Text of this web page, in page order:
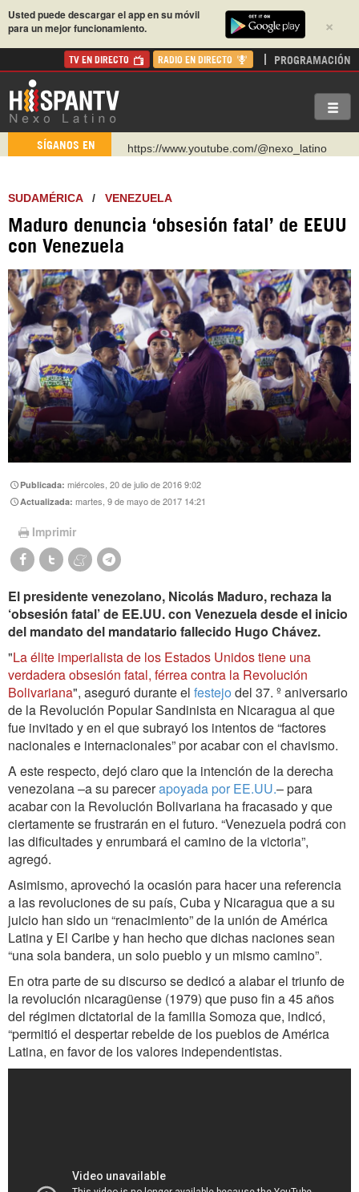
×
Usted puede descargar el app en su móvil
para un mejor funcionamiento.
TV EN DIRECTO RADIO EN DIRECTO PROGRAMACIÓN
SÍGANOS EN
https://www.youtube.com/@nexo_latino
https://t.me/hispantvcanal
https://urmedium.com/c/hispantv
https://www.facebook.com/Nexolatino.Canal
SUDAMÉRICA/ VENEZUELA
Maduro denuncia ‘obsesión fatal’ de EEUU
con Venezuela
Publicada:miércoles, 20 de julio de 2016 9:02
Actualizada:martes, 9 de mayo de 2017 14:21
Imprimir
El presidente venezolano, Nicolás Maduro, rechaza la
‘obsesión fatal’ de EE.UU. con Venezuela desde el inicio
del mandato del mandatario fallecido Hugo Chávez.
"La élite imperialista de los Estados Unidos tiene una
verdadera obsesión fatal, férrea contra la Revolución
Bolivariana", aseguró durante el festejo del 37. º aniversario
de la Revolución Popular Sandinista en Nicaragua al que
fue invitado y en el que subrayó los intentos de “factores
nacionales e internacionales” por acabar con el chavismo.
A este respecto, dejó claro que la intención de la derecha
venezolana –a su parecerapoyada por EE.UU.– para
acabar con la Revolución Bolivariana ha fracasado y que
ciertamente se frustrarán en el futuro. “Venezuela podrá con
las dificultades y enrumbará el camino de la victoria”,
agregó.
Asimismo, aprovechó la ocasión para hacer una referencia
a las revoluciones de su país, Cuba y Nicaragua que a su
juicio han sido un “renacimiento” de la unión de América
Latina y El Caribe y han hecho que dichas naciones sean
“una sola bandera, un solo pueblo y un mismo camino”.
En otra parte de su discurso se dedicó a alabar el triunfo de
la revolución nicaragüense (1979) que puso fin a 45 años
del régimen dictatorial de la familia Somoza que, indicó,
“permitió el despertar rebelde de los pueblos de América
Latina, en favor de los valores independentistas.